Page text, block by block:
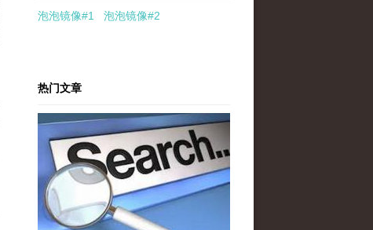
泡泡镜像#1 泡泡镜像#2
热门文章